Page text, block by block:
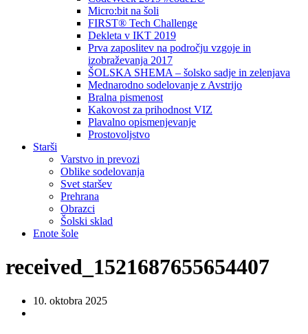
Micro:bit na šoli
FIRST® Tech Challenge
Dekleta v IKT 2019
Prva zaposlitev na področju vzgoje in
izobraževanja 2017
ŠOLSKA SHEMA – šolsko sadje in zelenjava
Mednarodno sodelovanje z Avstrijo
Bralna pismenost
Kakovost za prihodnost VIZ
Plavalno opismenjevanje
Prostovoljstvo
Starši
Varstvo in prevozi
Oblike sodelovanja
Svet staršev
Prehrana
Obrazci
Šolski sklad
Enote šole
received_1521687655654407
10. oktobra 2025